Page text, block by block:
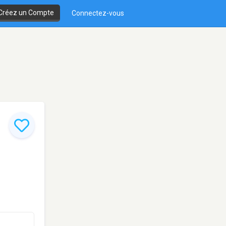
un Compte Connectez-vous